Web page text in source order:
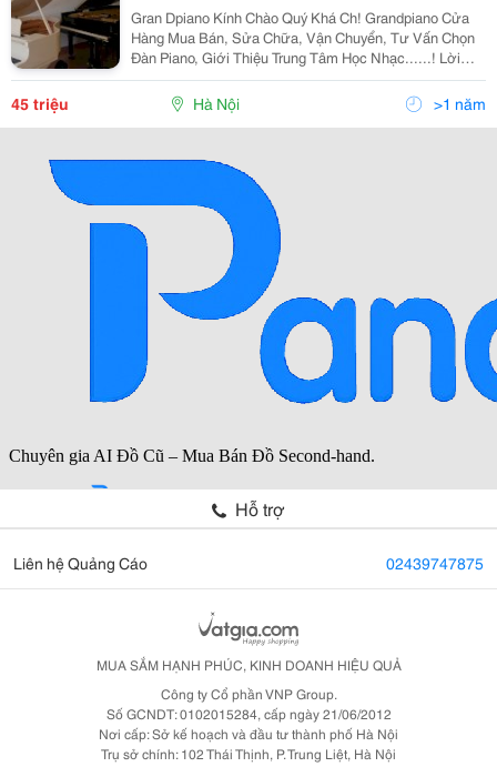
Gran Dpiano Kính Chào Quý Khá Ch! Grandpiano Cửa
Hàng Mua Bán, Sửa Chữa, Vận Chuyển, Tư Vấn Chọn
Đàn Piano, Giới Thiệu Trung Tâm Học Nhạc......! Lời
Đầu Tiên, Thay Mặt Cho Cửa Hàng Grandpiano, Tôi Xin
Gửi Tới Quý Khánh Hàng Lời Chúc Sức Khỏe, H
45 triệu Hà Nội >1 năm
Hỗ trợ
Liên hệ Quảng Cáo 02439747875
MUA SẮM HẠNH PHÚC, KINH DOANH HIỆU QUẢ
Công ty Cổ phần VNP Group.
Số GCNDT: 0102015284, cấp ngày 21/06/2012
Nơi cấp: Sở kế hoạch và đầu tư thành phố Hà Nội
Trụ sở chính: 102 Thái Thịnh, P. Trung Liệt, Hà Nội